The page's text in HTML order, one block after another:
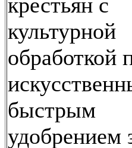
крестьян с
культурной
обработкой
быстрым
удобрением